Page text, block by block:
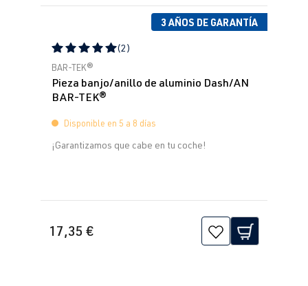
3 AÑOS DE GARANTÍA
Calificación promedio de 5 de 5 estrellas
(2)
BAR-TEK®
Pieza banjo/anillo de aluminio Dash/AN
BAR-TEK®
Disponible en 5 a 8 días
¡Garantizamos que cabe en tu coche!
17,35 €